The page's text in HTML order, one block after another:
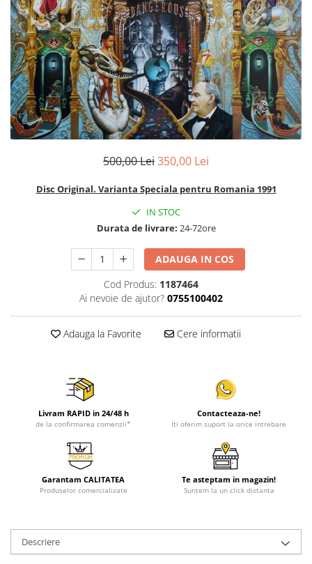
Viniluri Românești
Colecția Electrecord
500,00 Lei350,00 Lei
Disc Original. Varianta Speciala pentru Romania 1991
IN STOC
Durata de livrare: 24-72ore
ADAUGA IN COS
Cod Produs: 1187464
Ai nevoie de ajutor? 0755100402
Adauga la Favorite Cere informatii
Livram RAPID in 24/48 h
de la confirmarea comenzii*
Contacteaza-ne!
Iti oferim suport la orice intrebare
Garantam CALITATEA
Produselor comercializate
Te asteptam in magazin!
Suntem la un click distanta
Descriere